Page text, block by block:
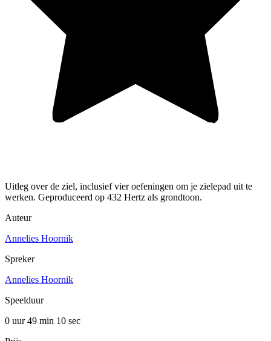
Uitleg over de ziel, inclusief vier oefeningen om je zielepad uit te
werken. Geproduceerd op 432 Hertz als grondtoon.
Auteur
Annelies Hoornik
Spreker
Annelies Hoornik
Speelduur
0 uur 49 min 10 sec